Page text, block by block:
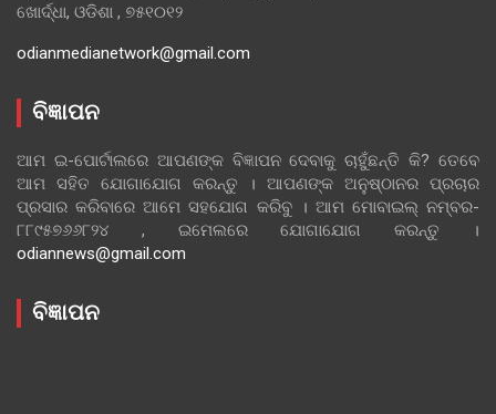
ଖୋର୍ଦ୍ଧା, ଓଡିଶା , ୭୫୧୦୧୨
odianmedianetwork@gmail.com
ବିଜ୍ଞାପନ
ଆମ ଇ-ପୋର୍ଟାଲରେ ଆପଣଙ୍କ ବିଜ୍ଞାପନ ଦେବାକୁ ଚାହୁଁଛନ୍ତି କି? ତେବେ
ଆମ ସହିତ ଯୋଗାଯୋଗ କରନ୍ତୁ । ଆପଣଙ୍କ ଅନୁଷ୍ଠାନର ପ୍ରଚାର
ପ୍ରସାର କରିବାରେ ଆମେ ସହଯୋଗ କରିବୁ । ଆମ ମୋବାଇଲ୍ ନମ୍ବର-
୮୮୯୫୭୬୬୮୨୪ , ଇମେଲରେ ଯୋଗାଯୋଗ କରନ୍ତୁ ।
odiannews@gmail.com
ବିଜ୍ଞାପନ